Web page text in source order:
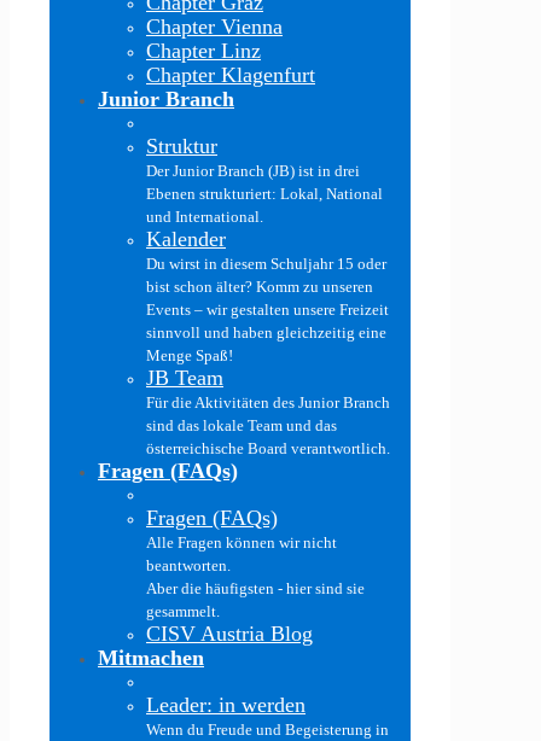
Chapter Vienna
Chapter Linz
Chapter Klagenfurt
Junior Branch
Struktur
Der Junior Branch (JB) ist in drei
Ebenen strukturiert: Lokal, National
und International.
Kalender
Du wirst in diesem Schuljahr 15 oder
bist schon älter? Komm zu unseren
Events – wir gestalten unsere Freizeit
sinnvoll und haben gleichzeitig eine
Menge Spaß!
JB Team
Für die Aktivitäten des Junior Branch
sind das lokale Team und das
österreichische Board verantwortlich.
Fragen (FAQs)
Fragen (FAQs)
Alle Fragen können wir nicht
beantworten.
Aber die häufigsten - hier sind sie
gesammelt.
CISV Austria Blog
Mitmachen
Leader: in werden
Wenn du Freude und Begeisterung in